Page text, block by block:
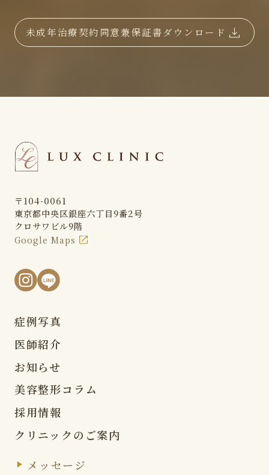
未成年治療契約同意兼保証書ダウンロード
〒104-0061
東京都中央区銀座六丁目9番2号
クロサワビル9階
Google Maps
症例写真
医師紹介
お知らせ
美容整形コラム
採用情報
クリニックのご案内
メッセージ